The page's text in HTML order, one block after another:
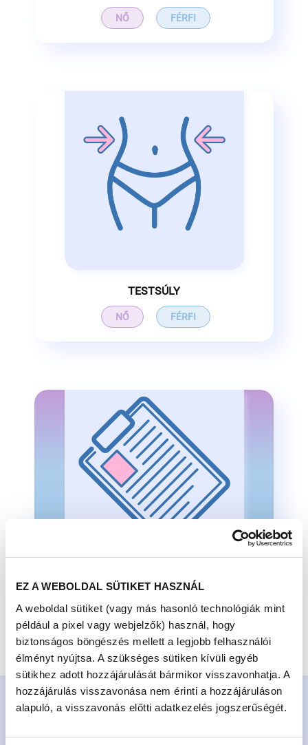
EZ A WEBOLDAL SÜTIKET HASZNÁL
A weboldal sütiket (vagy más hasonló technológiák mint
például a pixel vagy webjelzők) használ, hogy
biztonságos böngészés mellett a legjobb felhasználói
élményt nyújtsa. A szükséges sütiken kívüli egyéb
sütikhez adott hozzájárulását bármikor visszavonhatja. A
hozzájárulás visszavonása nem érinti a hozzájáruláson
alapuló, a visszavonás előtti adatkezelés jogszerűségét.
NŐ FÉRFI
TESTSÚLY
NŐ FÉRFI
KVÍZ
KVÍZ
LEGÚJABB HÍREK